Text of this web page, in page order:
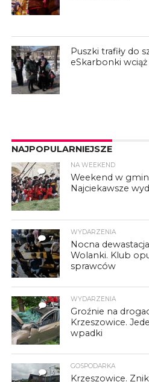
Puszki trafiły do
eSkarbonki
NAJPOPULARNIEJSZE
4
NA WEEKEND
Weekend w
Najciekawsze
7
WYDARZENIA
Nocna
Wolanki. Klub
sprawców
3
WYDARZENIA
Groźnie na
Krzeszowice.
wpadki
3
GOSPODARKA
Krzeszowice.